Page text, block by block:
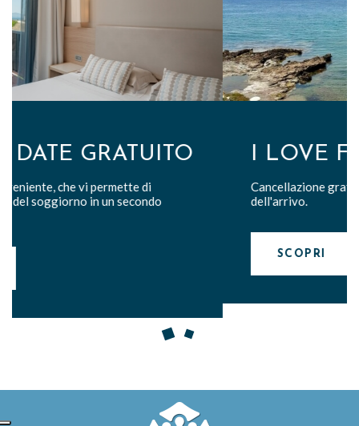
I LOVE FLEXIBILITY
Cancellazione gratuita fino a 7 giorni prima
dell'arrivo.